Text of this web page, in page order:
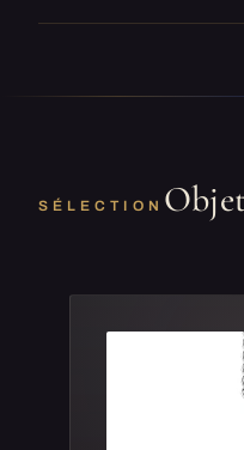
SÉLECTION